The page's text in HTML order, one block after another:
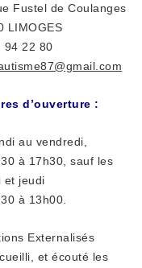
Fustel de Coulanges
LIMOGES
94 22 80
d’ouverture :
au vendredi,
à 17h30, sauf les
et jeudi
à 13h00.
Externalisés
et écouté les